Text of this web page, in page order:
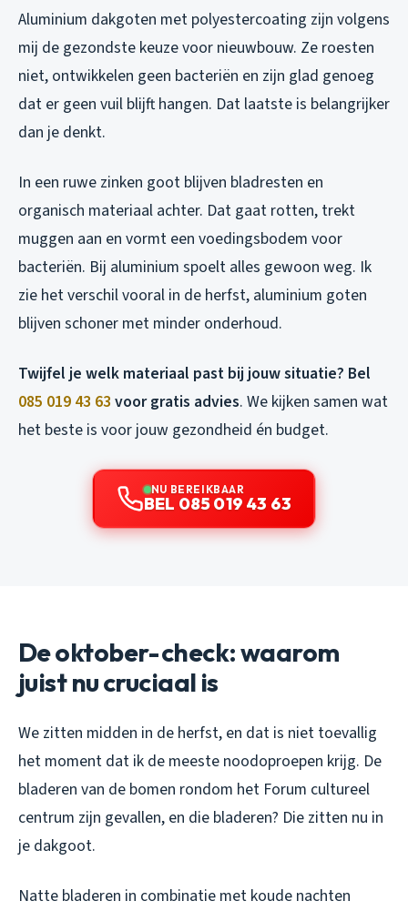
Aluminium dakgoten met polyestercoating zijn volgens
mij de gezondste keuze voor nieuwbouw. Ze roesten
niet, ontwikkelen geen bacteriën en zijn glad genoeg
dat er geen vuil blijft hangen. Dat laatste is belangrijker
dan je denkt.
In een ruwe zinken goot blijven bladresten en
organisch materiaal achter. Dat gaat rotten, trekt
muggen aan en vormt een voedingsbodem voor
bacteriën. Bij aluminium spoelt alles gewoon weg. Ik
zie het verschil vooral in de herfst, aluminium goten
blijven schoner met minder onderhoud.
Twijfel je welk materiaal past bij jouw situatie? Bel
085 019 43 63 voor gratis advies. We kijken samen wat
het beste is voor jouw gezondheid én budget.
NU BEREIKBAAR
BEL 085 019 43 63
De oktober-check: waarom
juist nu cruciaal is
We zitten midden in de herfst, en dat is niet toevallig
het moment dat ik de meeste noodoproepen krijg. De
bladeren van de bomen rondom het Forum cultureel
centrum zijn gevallen, en die bladeren? Die zitten nu in
je dakgoot.
Natte bladeren in combinatie met koude nachten